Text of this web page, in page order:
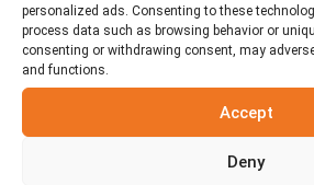
personalized ads. Consenting to these
process data such as browsing behavior or
consenting or withdrawing consent, may
and functions.
Accept
Deny